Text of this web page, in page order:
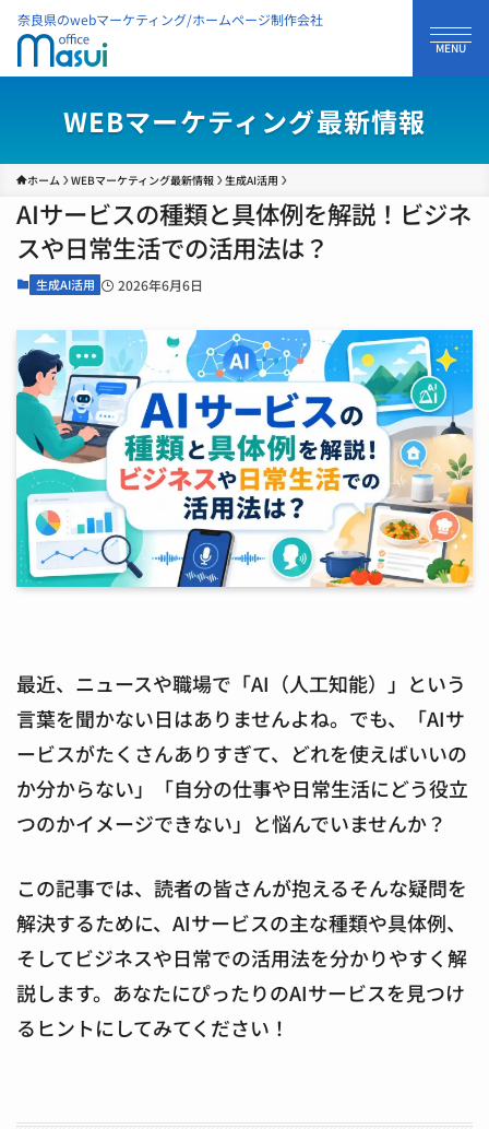
奈良県のwebマーケティング/ホームページ制作会社
WEBマーケティング最新情報
ホーム WEBマーケティング最新情報 生成AI活用
AIサービスの種類と具体例を解説！ビジネ
スや日常生活での活用法は？
生成AI活用 2026年6月6日
最近、ニュースや職場で「AI（人工知能）」という
言葉を聞かない日はありませんよね。でも、「AIサ
ービスがたくさんありすぎて、どれを使えばいいの
か分からない」「自分の仕事や日常生活にどう役立
つのかイメージできない」と悩んでいませんか？
この記事では、読者の皆さんが抱えるそんな疑問を
解決するために、AIサービスの主な種類や具体例、
そしてビジネスや日常での活用法を分かりやすく解
説します。あなたにぴったりのAIサービスを見つけ
るヒントにしてみてください！